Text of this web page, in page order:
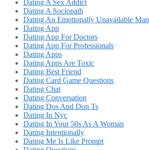
Dating A Sex Addict
Dating A Sociopath
Dating An Emotionally Unavailable Man
Dating App
Dating App For Doctors
Dating App For Professionals
Dating Apps
Dating Apps Are Toxic
Dating Best Friend
Dating Card Game Questions
Dating Chat
Dating Conversation
Dating Dos And Don Ts
Dating In Nyc
Dating In Your 50s As A Woman
Dating Intentionally
Dating Me Is Like Prompt